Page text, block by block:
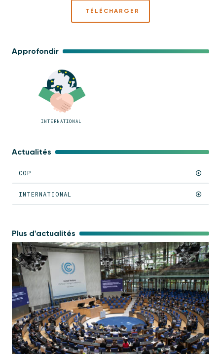
Approfondir
INTERNATIONAL
Actualités
COP
INTERNATIONAL
TÉLÉCHARGER
Plus d'actualités